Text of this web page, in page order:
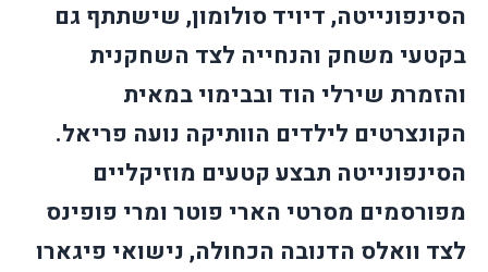
הסינפונייטה, דיויד סולומון, שישתתף גם
בקטעי משחק והנחייה לצד השחקנית
והזמרת שירלי הוד ובבימוי במאית
הקונצרטים לילדים הוותיקה נועה פריאל.
הסינפונייטה תבצע קטעים מוזיקליים
מפורסמים מסרטי הארי פוטר ומרי פופינס
לצד וואלס הדנובה הכחולה, נישואי פיגארו